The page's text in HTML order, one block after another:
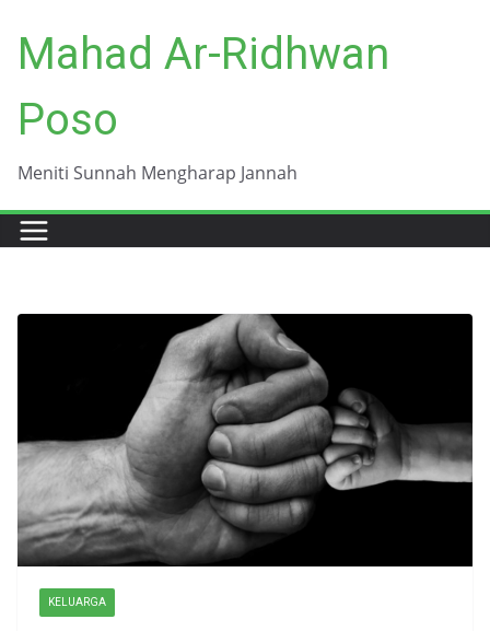
content
Mahad Ar-Ridhwan
Poso
Meniti Sunnah Mengharap Jannah
KELUARGA